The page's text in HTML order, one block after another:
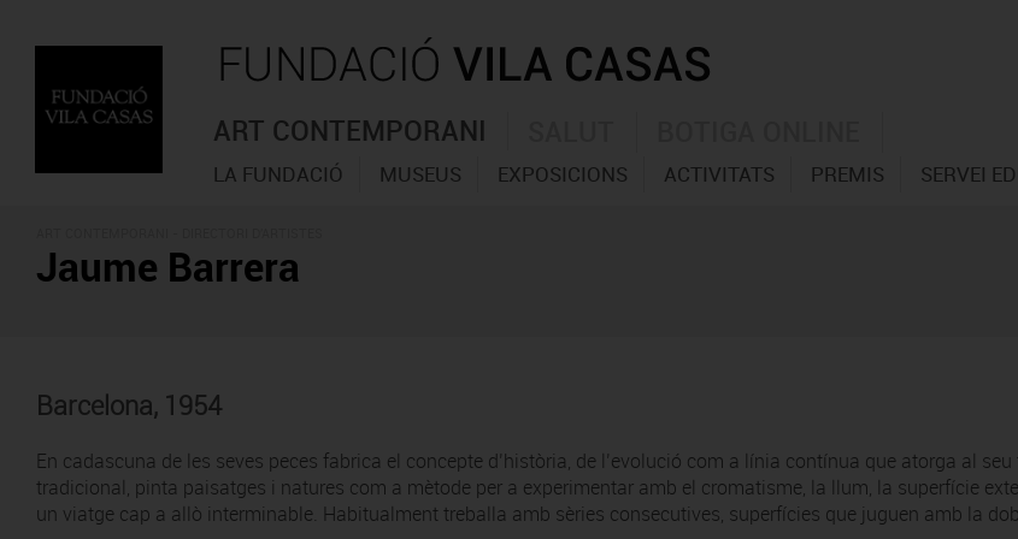
ART CONTEMPORANI
LA FUNDACIÓ MUSEUS EXPOSICIONS ACTIVITATS PREMIS SERVEI
Jaume Barrera
Barcelona, 1954
En cadascuna de les seves peces fabrica el concepte d’història, de l’evolució com a línia contínua que atorga al
tradicional, pinta paisatges i natures com a mètode per a experimentar amb el cromatisme, la llum, la superfície
un viatge cap a allò interminable. Habitualment treballa amb sèries consecutives, superfícies que juguen amb la